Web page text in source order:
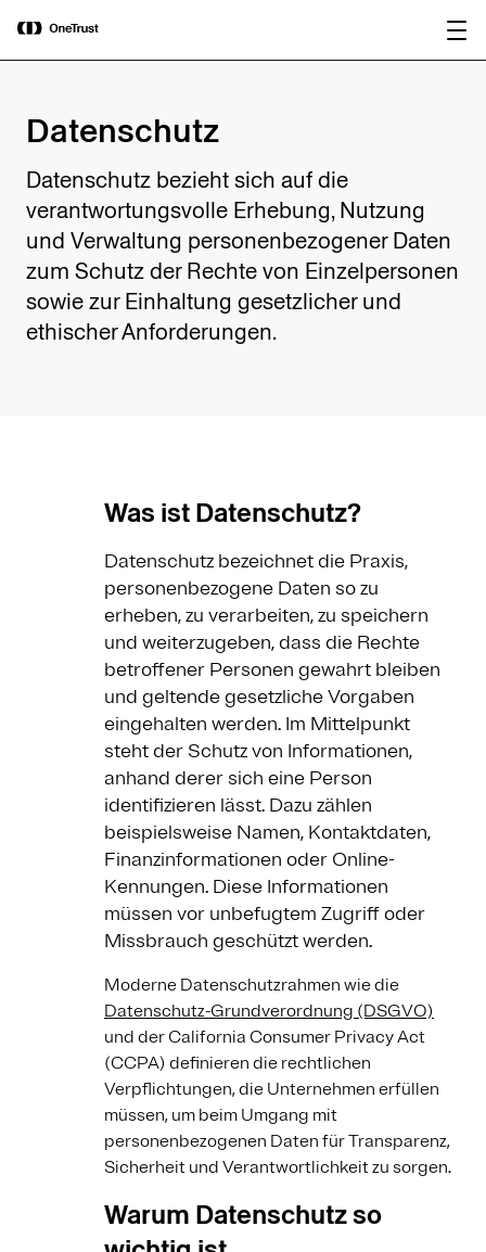
OneTrust als „Visionär“ im Gartner®
Magic Quadrant™ 2026 für
Plattformen zur KI-Governance
Datenschutz
Datenschutz bezieht sich auf die
verantwortungsvolle Erhebung, Nutzung
und Verwaltung personenbezogener Daten
zum Schutz der Rechte von Einzelpersonen
sowie zur Einhaltung gesetzlicher und
ethischer Anforderungen.
Was ist Datenschutz?
Datenschutz bezeichnet die Praxis,
personenbezogene Daten so zu
erheben, zu verarbeiten, zu speichern
und weiterzugeben, dass die Rechte
betroffener Personen gewahrt bleiben
und geltende gesetzliche Vorgaben
eingehalten werden. Im Mittelpunkt
steht der Schutz von Informationen,
anhand derer sich eine Person
identifizieren lässt. Dazu zählen
beispielsweise Namen, Kontaktdaten,
Finanzinformationen oder Online-
Kennungen. Diese Informationen
müssen vor unbefugtem Zugriff oder
Missbrauch geschützt werden.
Moderne Datenschutzrahmen wie die
Datenschutz-Grundverordnung (DSGVO)
und der California Consumer Privacy Act
(CCPA) definieren die rechtlichen
Verpflichtungen, die Unternehmen erfüllen
müssen, um beim Umgang mit
personenbezogenen Daten für Transparenz,
Sicherheit und Verantwortlichkeit zu sorgen.
Warum Datenschutz so